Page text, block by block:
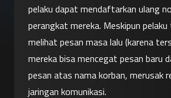
pelaku dapat mendaftarkan ulang
perangkat mereka. Meskipun
melihat pesan masa lalu (karena
mereka bisa mencegat pesan baru
pesan atas nama korban, merusak
jaringan komunikasi.